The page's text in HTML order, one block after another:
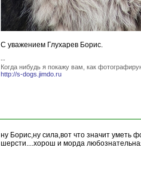
С уважением Глухарев Борис.
--
Когда нибудь я покажу вам, как
http://s-dogs.jimdo.ru
ну Борис,ну сила,вот что значит уметь
шерсти....хорош и морда